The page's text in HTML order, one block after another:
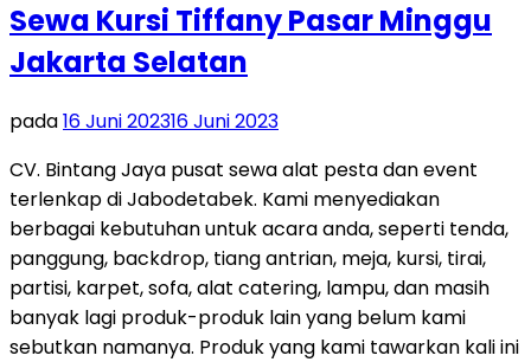
Sewa Kursi Tiffany Pasar Minggu
Jakarta Selatan
pada16 Juni 202316 Juni 2023
CV. Bintang Jaya pusat sewa alat pesta dan event
terlenkap di Jabodetabek. Kami menyediakan
berbagai kebutuhan untuk acara anda, seperti tenda,
panggung, backdrop, tiang antrian, meja, kursi, tirai,
partisi, karpet, sofa, alat catering, lampu, dan masih
banyak lagi produk-produk lain yang belum kami
sebutkan namanya. Produk yang kami tawarkan kali ini